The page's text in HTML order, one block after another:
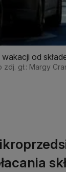
od
zdj. gł.: Margy